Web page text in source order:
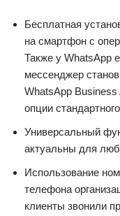
Бесплатная
на смартфон с
Также у WhatsApp
мессенджер
WhatsApp
опции
Универсальный
актуальны для
Использование
телефона
клиенты звонили